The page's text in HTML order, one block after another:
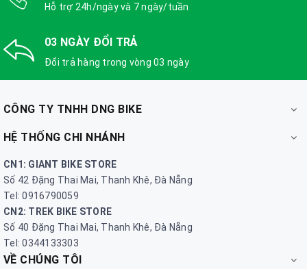
Hỗ trợ 24h/ngày và 7 ngày/tuần
03 NGÀY ĐỔI TRẢ
Đổi trả hàng trong vòng 03 ngày
CÔNG TY TNHH DNG BIKE
HỆ THỐNG CHI NHÁNH
CN1: GIANT BIKE STORE
Số 42 Đặng Thai Mai, Thanh Khê, Đà Nẵng
Tel: 0916790059
CN2: TREK BIKE STORE
Số 40 Đặng Thai Mai, Thanh Khê, Đà Nẵng
Tel: 0344133303
VỀ CHÚNG TÔI